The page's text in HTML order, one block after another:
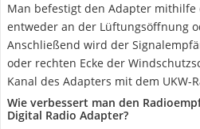
Man befestigt den Adapter
entweder an der Lüftungsöffnung
Anschließend wird der
oder rechten Ecke der
Kanal des Adapters mit dem UKW-
Wie verbessert man den
Digital Radio Adapter?